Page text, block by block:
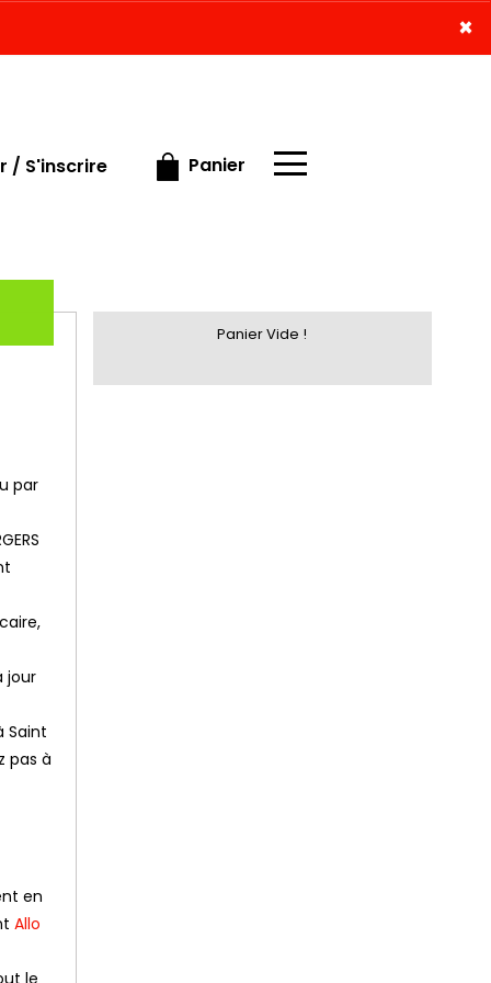
×
/ S'inscrire Panier
×
par
jour
Saint
pas à
en
Allo
le
Panier Vide !